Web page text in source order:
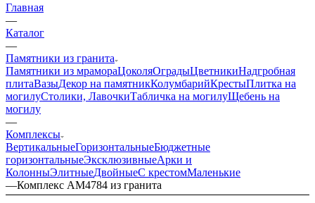
Главная
—
Каталог
—
Памятники из гранита
Памятники из мрамораЦоколяОградыЦветникиНадгробная
плитаВазыДекор на памятникКолумбарийКрестыПлитка на
могилуСтолики, ЛавочкиТабличка на могилуЩебень на
могилу
—
Комплексы
ВертикальныеГоризонтальныеБюджетные
горизонтальныеЭксклюзивныеАрки и
КолонныЭлитныеДвойныеС крестомМаленькие
—Комплекс AM4784 из гранита